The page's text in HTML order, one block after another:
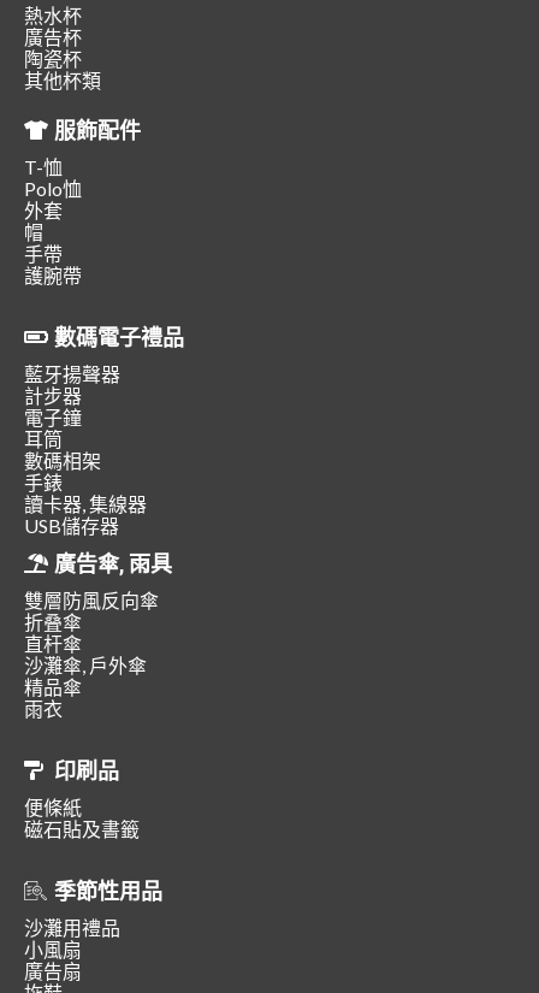
熱水杯
廣告杯
陶瓷杯
其他杯類
服飾配件
T-恤
Polo恤
外套
帽
手帶
護腕帶
數碼電子禮品
藍牙揚聲器
計步器
電子鐘
耳筒
數碼相架
手錶
讀卡器, 集線器
USB儲存器
廣告傘, 雨具
雙層防風反向傘
折叠傘
直杆傘
沙灘傘, 戶外傘
精品傘
雨衣
印刷品
便條紙
磁石貼及書籤
季節性用品
沙灘用禮品
小風扇
廣告扇